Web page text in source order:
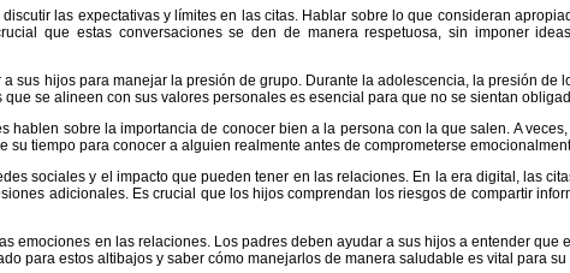
las expectativas y límites en las citas. Hablar sobre lo que consideran
que estas conversaciones se den de manera respetuosa, sin imponer
sus hijos para manejar la presión de grupo. Durante la adolescencia, la presión
se alineen con sus valores personales es esencial para que no se sientan
hablen sobre la importancia de conocer bien a la persona con la que salen. A
su tiempo para conocer a alguien realmente antes de comprometerse
sociales y el impacto que pueden tener en las relaciones. En la era digital, las
adicionales. Es crucial que los hijos comprendan los riesgos de compartir
emociones en las relaciones. Los padres deben ayudar a sus hijos a entender
para estos altibajos y saber cómo manejarlos de manera saludable es vital para su